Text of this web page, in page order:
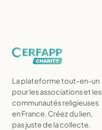
La plateforme tout-en-un
pour les associations et les
communautés religieuses
en France. Créez du lien,
pas juste de la collecte.